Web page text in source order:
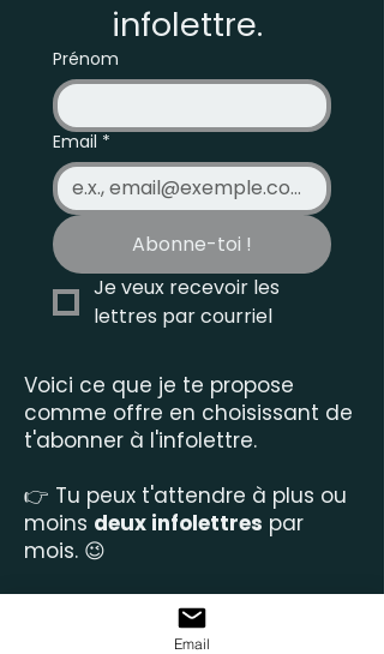
infolettre.
Prénom
Email *
Abonne-toi !
Je veux recevoir les
lettres par courriel
Voici ce que je te propose
comme offre en choisissant de
t'abonner à l'infolettre.
👉 Tu peux t'attendre à plus ou
moins deux infolettres par
mois. 😉
Je souhaite te faire
prendre conscience
Email